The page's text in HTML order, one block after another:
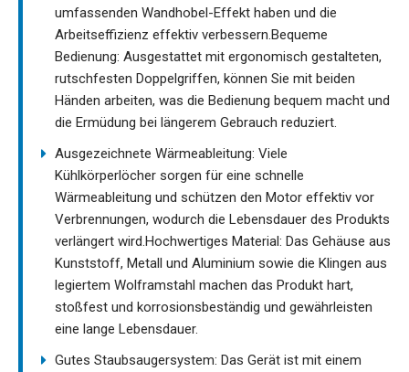
umfassenden Wandhobel-Effekt haben und die
Arbeitseffizienz effektiv verbessern.Bequeme
Bedienung: Ausgestattet mit ergonomisch gestalteten,
rutschfesten Doppelgriffen, können Sie mit beiden
Händen arbeiten, was die Bedienung bequem macht und
die Ermüdung bei längerem Gebrauch reduziert.
Ausgezeichnete Wärmeableitung: Viele
Kühlkörperlöcher sorgen für eine schnelle
Wärmeableitung und schützen den Motor effektiv vor
Verbrennungen, wodurch die Lebensdauer des Produkts
verlängert wird.Hochwertiges Material: Das Gehäuse aus
Kunststoff, Metall und Aluminium sowie die Klingen aus
legiertem Wolframstahl machen das Produkt hart,
stoßfest und korrosionsbeständig und gewährleisten
eine lange Lebensdauer.
Gutes Staubsaugersystem: Das Gerät ist mit einem